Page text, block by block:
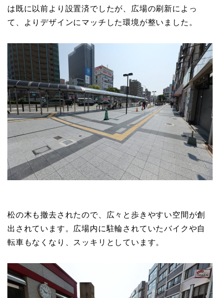
は既に以前より設置済でしたが、広場の刷新によっ
て、よりデザインにマッチした環境が整いました。
松の木も撤去されたので、広々と歩きやすい空間が創
出されています。広場内に駐輪されていたバイクや自
転車もなくなり、スッキリとしています。